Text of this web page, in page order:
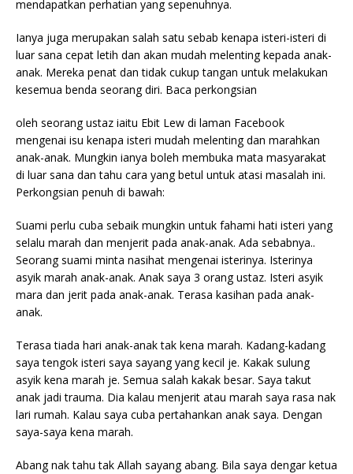
mendapatkan perhatian yang sepenuhnya.
Ianya juga merupakan salah satu sebab kenapa isteri-isteri di
luar sana cepat letih dan akan mudah melenting kepada anak-
anak. Mereka penat dan tidak cukup tangan untuk melakukan
kesemua benda seorang diri. Baca perkongsian
oleh seorang ustaz iaitu Ebit Lew di laman Facebook
mengenai isu kenapa isteri mudah melenting dan marahkan
anak-anak. Mungkin ianya boleh membuka mata masyarakat
di luar sana dan tahu cara yang betul untuk atasi masalah ini.
Perkongsian penuh di bawah:
Suami perlu cuba sebaik mungkin untuk fahami hati isteri yang
selalu marah dan menjerit pada anak-anak. Ada sebabnya..
Seorang suami minta nasihat mengenai isterinya. Isterinya
asyik marah anak-anak. Anak saya 3 orang ustaz. Isteri asyik
mara dan jerit pada anak-anak. Terasa kasihan pada anak-
anak.
Terasa tiada hari anak-anak tak kena marah. Kadang-kadang
saya tengok isteri saya sayang yang kecil je. Kakak sulung
asyik kena marah je. Semua salah kakak besar. Saya takut
anak jadi trauma. Dia kalau menjerit atau marah saya rasa nak
lari rumah. Kalau saya cuba pertahankan anak saya. Dengan
saya-saya kena marah.
Abang nak tahu tak Allah sayang abang. Bila saya dengar ketua